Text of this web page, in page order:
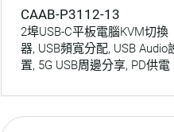
CAAB-P3112-13
2埠USB-C平板電腦KVM切換
器, USB頻寬分配, USB Audio
置, 5G USB周邊分享, PD供電